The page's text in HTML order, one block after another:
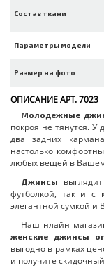
Состав ткани
Параметры модели
Размер на фото
ОПИСАНИЕ АРТ. 7023
Молодежные
покроя не тянутся.
два задних
настолько
любых вещей в
Джинсы
футболкой, так и с
элегантной сумкой и
Наш нлайн
женские джинсы
выгодно в рамках
и получите